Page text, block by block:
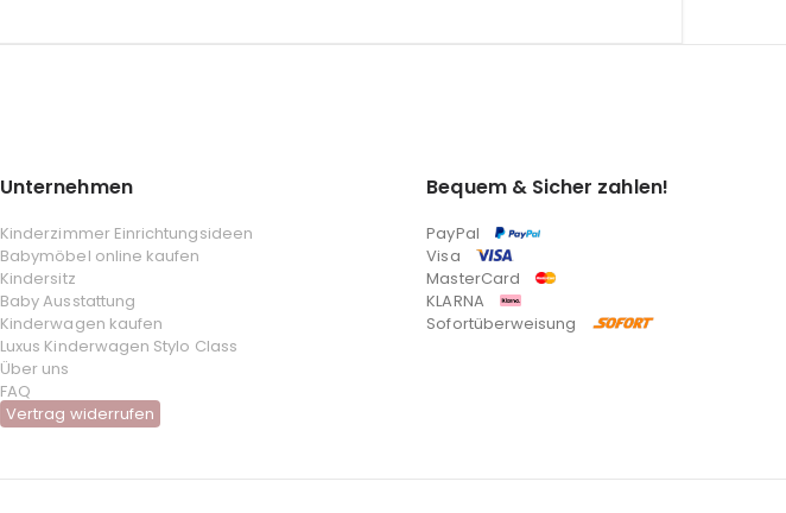
Unternehmen
Kinderzimmer Einrichtungsideen
Babymöbel online kaufen
Kindersitz
Baby Ausstattung
Kinderwagen kaufen
Luxus Kinderwagen Stylo Class
Über uns
FAQ
Vertrag widerrufen
Bequem & Sicher zahlen!
PayPal
Visa
MasterCard
KLARNA
Sofortüberweisung